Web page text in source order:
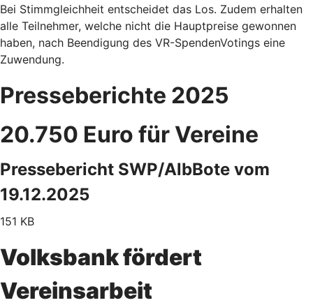
Bei Stimmgleichheit entscheidet das Los. Zudem erhalten
alle Teilnehmer, welche nicht die Hauptpreise gewonnen
haben, nach Beendigung des VR-SpendenVotings eine
Zuwendung.
Presseberichte 2025
20.750 Euro für Vereine
Pressebericht SWP/AlbBote vom
19.12.2025
151 KB
Volksbank fördert
Vereinsarbeit